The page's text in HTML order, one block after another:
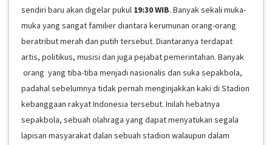
sendiri baru akan digelar pukul 19:30 WIB. Banyak sekali muka-
muka yang sangat familier diantara kerumunan orang-orang
beratribut merah dan putih tersebut. Diantaranya terdapat
artis, politikus, musisi dan juga pejabat pemerintahan. Banyak
orang yang tiba-tiba menjadi nasionalis dan suka sepakbola,
padahal sebelumnya tidak pernah menginjakkan kaki di Stadion
kebanggaan rakyat Indonesia tersebut. Inilah hebatnya
sepakbola, sebuah olahraga yang dapat menyatukan segala
lapisan masyarakat dalan sebuah stadion walaupun dalam